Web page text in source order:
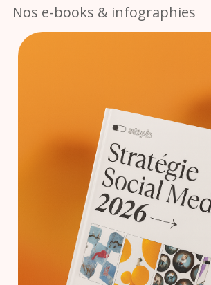
Nos e-books & infographies